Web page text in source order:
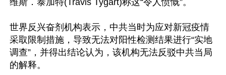
维斯．泰加特(Travis Tygart)称这“令人愤慨”。
世界反兴奋剂机构表示，中共当时为应对新冠疫情
采取限制措施，导致无法对阳性检测结果进行“实地
调查”，并得出结论认为，该机构无法反驳中共当局
的解释。